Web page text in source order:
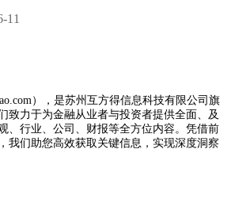
11
），是苏州互方得信息科技有限公司旗
致力于为金融从业者与投资者提供全面、及
、行业、公司、财报等全方位内容。凭借前
我们助您高效获取关键信息，实现深度洞察